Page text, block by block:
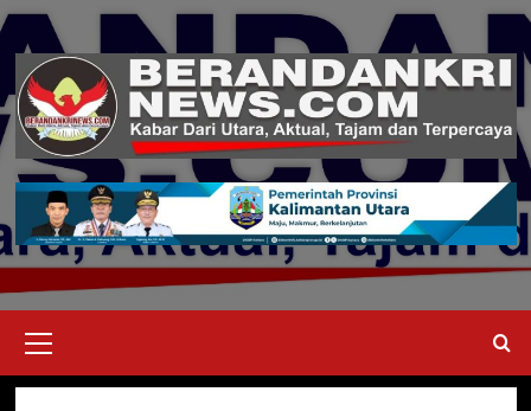
Skip
content
Menu